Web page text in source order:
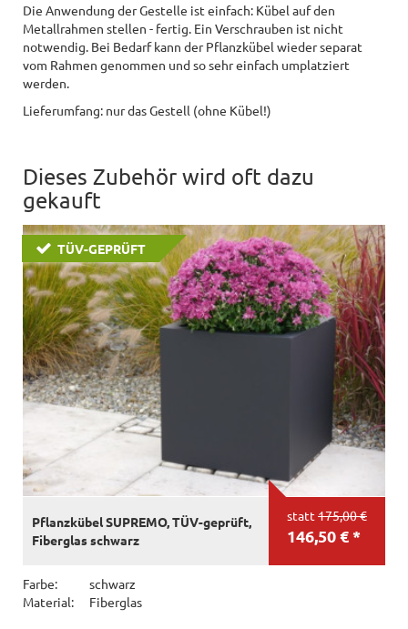
Die Anwendung der Gestelle ist einfach: Kübel auf den
Metallrahmen stellen - fertig. Ein Verschrauben ist nicht
notwendig. Bei Bedarf kann der Pflanzkübel wieder separat
vom Rahmen genommen und so sehr einfach umplatziert
werden.
Lieferumfang: nur das Gestell (ohne Kübel!)
Dieses Zubehör wird oft dazu
gekauft
TÜV-GEPRÜFT
statt 175,00 €
146,50 € *
Pflanzkübel SUPREMO, TÜV-geprüft,
Fiberglas schwarz
Farbe:
schwarz
Material:
Fiberglas